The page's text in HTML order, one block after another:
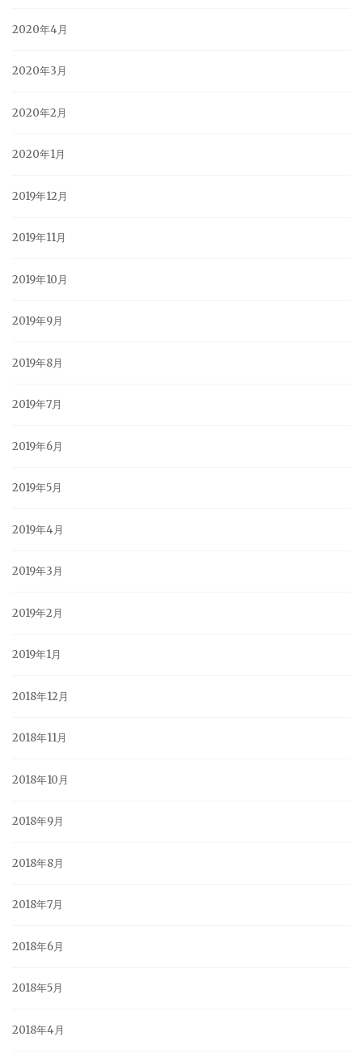
2020年4月
2020年3月
2020年2月
2020年1月
2019年12月
2019年11月
2019年10月
2019年9月
2019年8月
2019年7月
2019年6月
2019年5月
2019年4月
2019年3月
2019年2月
2019年1月
2018年12月
2018年11月
2018年10月
2018年9月
2018年8月
2018年7月
2018年6月
2018年5月
2018年4月